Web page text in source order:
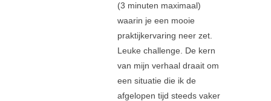
(3 minuten maximaal)
waarin je een mooie
praktijkervaring neer zet.
Leuke challenge. De kern
van mijn verhaal draait om
een situatie die ik de
afgelopen tijd steeds vaker